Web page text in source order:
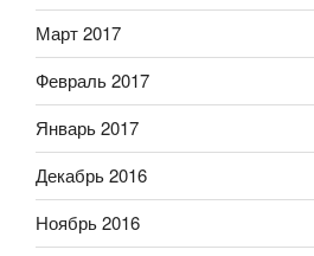
Март 2017
Февраль 2017
Январь 2017
Декабрь 2016
Ноябрь 2016